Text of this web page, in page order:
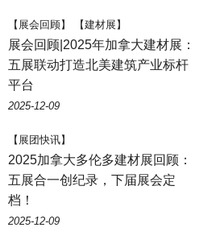
【展会回顾】 【建材展】
展会回顾|2025年加拿大建材展：
五展联动打造北美建筑产业标杆
平台
2025-12-09
【展团快讯】
2025加拿大多伦多建材展回顾：
五展合一创纪录，下届展会定
档！
2025-12-09